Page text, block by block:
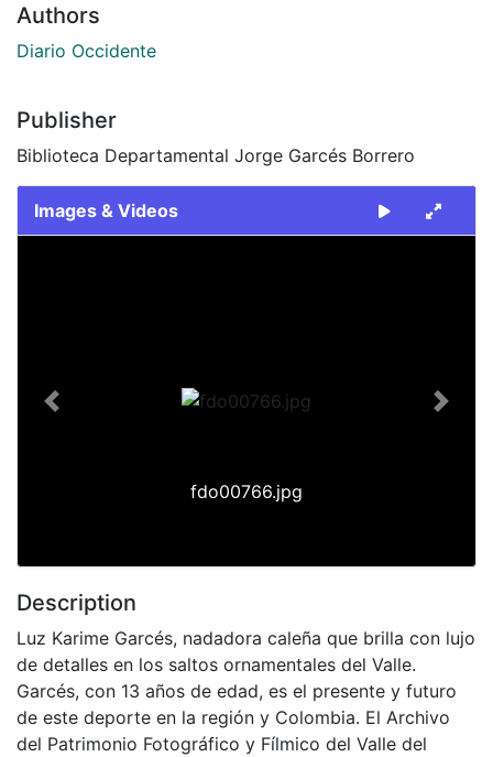
Authors
Diario Occidente
Publisher
Biblioteca Departamental Jorge Garcés Borrero
Images & Videos
fdo00766.jpg
Previous Next
Description
Luz Karime Garcés, nadadora caleña que brilla con lujo
de detalles en los saltos ornamentales del Valle.
Garcés, con 13 años de edad, es el presente y futuro
de este deporte en la región y Colombia. El Archivo
del Patrimonio Fotográfico y Fílmico del Valle del